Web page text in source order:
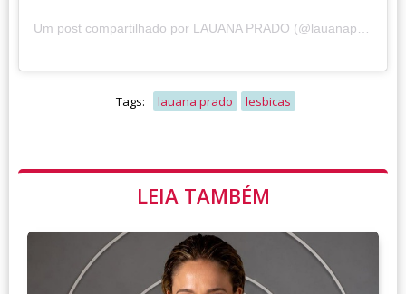
Tags: lauana prado lesbicas
LEIA TAMBÉM